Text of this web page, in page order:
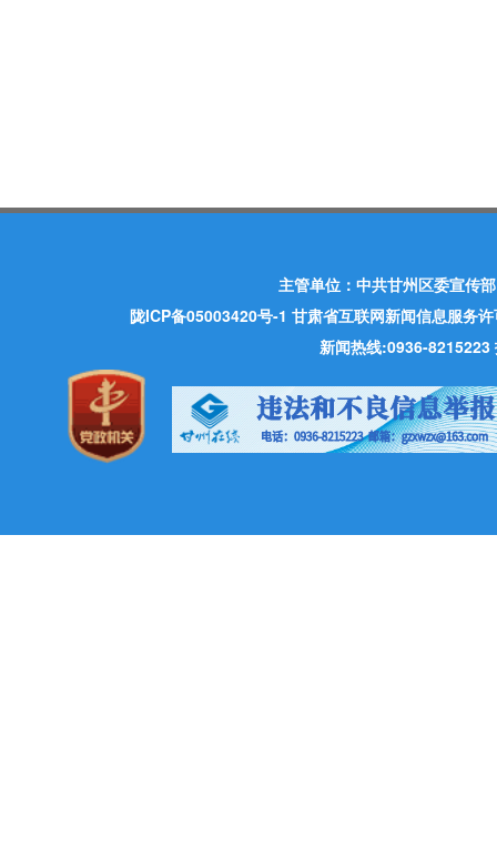
主管单位：中共甘州区委宣传
陇ICP备05003420号-1 甘肃省互联网新闻信息服务
新闻热线:0936-8215223